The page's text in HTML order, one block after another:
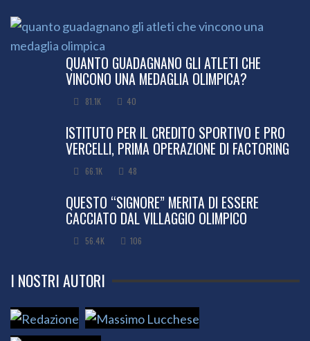
QUANTO GUADAGNANO GLI ATLETI CHE
VINCONO UNA MEDAGLIA OLIMPICA?
81.1K 40
ISTITUTO PER IL CREDITO SPORTIVO E PRO
VERCELLI, PRIMA OPERAZIONE DI FACTORING
66.1K 48
QUESTO “SIGNORE” MERITA DI ESSERE
CACCIATO DAL VILLAGGIO OLIMPICO
56.4K 106
I NOSTRI AUTORI